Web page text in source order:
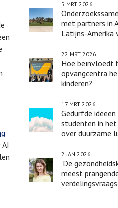
met partners in
Latijns-Amerika
5 MRT 2026
Hoe beïnvloedt
opvangcentra
kinderen?
22 MRT 2026
Gedurfde ideeën
studenten in het
over duurzame
17 MRT 2026
'De
meest
2 JAN 2026